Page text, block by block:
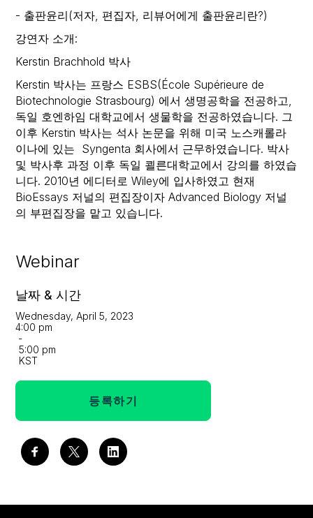
Webinar
날짜 & 시간
Wednesday, April 5, 2023
4:00 pm
-
5:00 pm
KST
등록하기
- 출판윤리(저자, 편집자, 리뷰어에게 출판윤리란?)
강연자 소개:
Kerstin Brachhold 박사
Kerstin 박사는 프랑스 ESBS(École Supérieure de
Biotechnologie Strasbourg) 에서 생명공학을 전공하고,
독일 호엔하임 대학교에서 생물학을 전공하였습니다. 그
이후 Kerstin 박사는 석사 논문을 위해 미국 노스캐롤라
이나에 있는 Syngenta 회사에서 근무하였습니다. 박사
및 박사후 과정 이후 독일 쾰른대학교에서 강의를 하였습
니다. 2010년 에디터로 Wiley에 입사하였고 현재
BioEssays 저널의 편집장이자 Advanced Biology 저널
의 부편집장을 맡고 있습니다.